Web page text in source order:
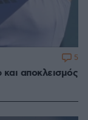
αποκλεισμός
5